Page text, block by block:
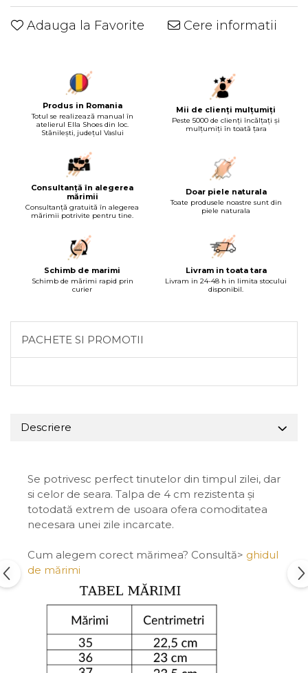
Adauga la Favorite Cere informatii
Produs in Romania
Totul se realizează manual în
atelierul Ella Shoes din loc.
Stănilești, județul Vaslui
Mii de clienți mulțumiți
Peste 5000 de clienți încălțați și
mulțumiți în toată țara
Consultanță în alegerea
mărimii
Consultanță gratuită în alegerea
mărimii potrivite pentru tine.
Doar piele naturala
Toate produsele noastre sunt din
piele naturala
Schimb de marimi
Schimb de mărimi rapid prin
curier
Livram in toata tara
Livram in 24-48 h in limita stocului
disponibil.
PACHETE SI PROMOTII
Descriere
Se potrivesc perfect tinutelor din timpul zilei, dar
si celor de seara. Talpa de 4 cm rezistenta și
totodată extrem de usoara ofera comoditatea
necesara unei zile incarcate.
Cum alegem corect mărimea? Consultă> ghidul
de mărimi